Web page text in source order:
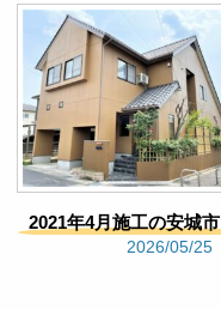
直に作業工程
き、また、施
な作業が決め
技術に裏付け
だきました。
ました。これ
満足いくもの
Google口コミ
s F
2021年4月施工の安城市
2026/05/